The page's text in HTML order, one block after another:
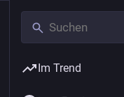
Im Trend